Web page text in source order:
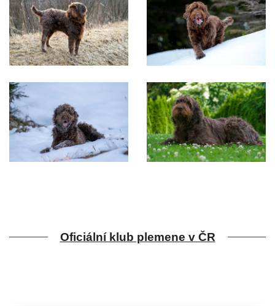
Oficiální klub plemene v ČR